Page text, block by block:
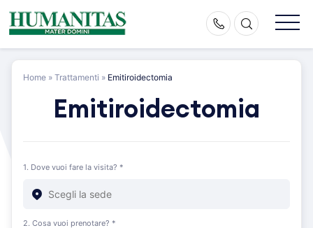
Skip
to
Home » Trattamenti » Emitiroidectomia
Emitiroidectomia
1. Dove vuoi fare la visita? *
2. Cosa vuoi prenotare? *